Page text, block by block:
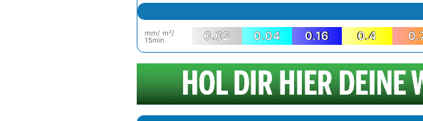
mm/ m²/
15min
0.02 0.04 0.16 0.4